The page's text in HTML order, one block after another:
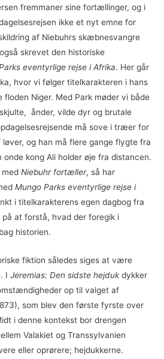
fremmaner sine fortællinger, og i
ikke et nyt emne for
af Niebuhrs skæbnesvangre
skrevet den historiske
eventyrlige rejse i Afrika. Her går
hvor vi følger titelkarakteren i hans
Niger. Med Park møder vi både
ånder, vilde dyr og brutale
må sove i træer for
og han må flere gange flygte fra
onde kong Ali holder øje fra distancen.
Niebuhr fortæller, så har
Mungo Parks eventyrlige rejse i
i titelkarakterens egen dagbog fra
at forstå, hvad der foregik i
historien.
fiktion således siges at være
I Jeremias: Den sidste hejdukdykker
op til valget af
som blev den første fyrste over
i denne kontekst bor drengen
Valakiet og Transsylvanien
eller oprørere; hejdukkerne.